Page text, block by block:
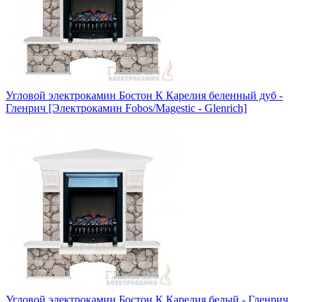
Угловой электрокамин Бостон К Карелия беленный дуб -
Гленрич [Электрокамин Fobos/Magestic - Glenrich]
Угловой электрокамин Бостон К Карелия белый - Гленрич